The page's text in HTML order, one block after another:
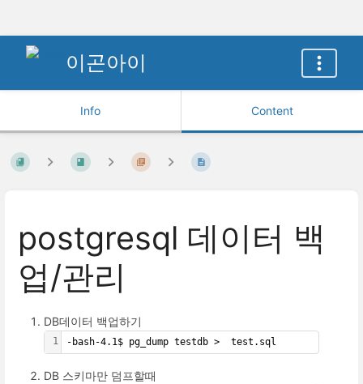
이곤아이
Info Content
postgresql 데이터 백
업/관리
DB데이터 백업하기
1 -bash-4.1$ pg_dump testdb >  test.sql
DB 스키마만 덤프할때